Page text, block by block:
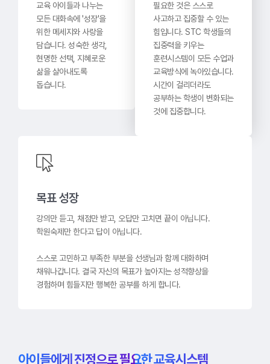
교육 아이들과 나누는
모든 대화속에 '성장'을
위한 메세지와 사랑을
담습니다. 성숙한 생각,
현명한 선택, 지혜로운
삶을 살아내도록
돕습니다.
필요한 것은 스스로
사고하고 집중할 수 있는
힘입니다. STC 학생들의
집중력을 키우는
훈련시스템이 모든 수업과
교육방식에 녹아있습니다.
시간이 걸리더라도
공부하는 학생이 변화되는
것에 집중합니다.
목표 성장
강의만 듣고, 채점만 받고, 오답만 고치면 끝이 아닙니다.
학원숙제만 한다고 답이 아닙니다.
스스로 고민하고 부족한 부분을 선생님과 함께 대화하며
채워나갑니다. 결국 자신의 목표가 높아지는 성적향상을
경험하며 힘들지만 행복한 공부를 하게 합니다.
아이들에게 진정으로 필요한 교육시스템